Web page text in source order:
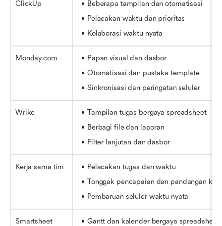
ClickUp
Beberapa tampilan dan otomatisasi
Pelacakan waktu dan prioritas
Kolaborasi waktu nyata
Monday.com
Papan visual dan dasbor
Otomatisasi dan pustaka template
Sinkronisasi dan peringatan seluler
Wrike
Tampilan tugas bergaya spreadsheet
Berbagi file dan laporan
Filter lanjutan dan dasbor
Kerja sama tim
Pelacakan tugas dan waktu
Tonggak pencapaian dan pandangan
Pembaruan seluler waktu nyata
Smartsheet
Gantt dan kalender bergaya spreadsheet